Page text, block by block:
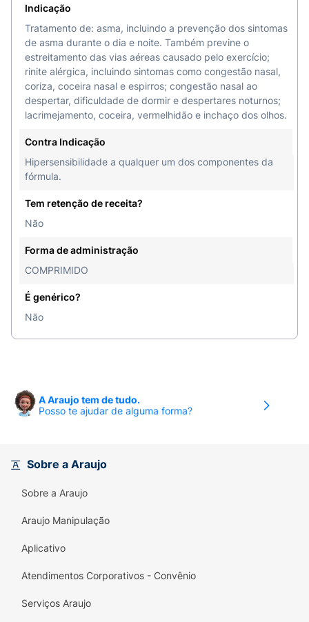
Indicação
Tratamento de: asma, incluindo a prevenção dos sintomas
de asma durante o dia e noite. Também previne o
estreitamento das vias aéreas causado pelo exercício;
rinite alérgica, incluindo sintomas como congestão nasal,
coriza, coceira nasal e espirros; congestão nasal ao
despertar, dificuldade de dormir e despertares noturnos;
lacrimejamento, coceira, vermelhidão e inchaço dos olhos.
Contra Indicação
Hipersensibilidade a qualquer um dos componentes da
fórmula.
Tem retenção de receita?
Não
Forma de administração
COMPRIMIDO
É genérico?
Não
A Araujo tem de tudo.
Posso te ajudar de alguma forma?
Sobre a Araujo
Sobre a Araujo
Araujo Manipulação
Aplicativo
Atendimentos Corporativos - Convênio
Serviços Araujo